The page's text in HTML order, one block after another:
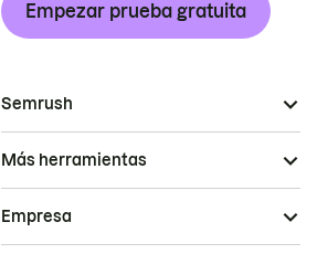
Empezar prueba gratuita
Semrush
Más herramientas
Empresa